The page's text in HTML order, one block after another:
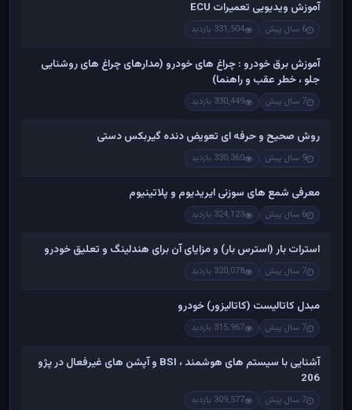
آموزش ویدیویی تعمیرات ECU
6 سال پیش 331,504 بازدید
آموزش برق خودرو : چراغ های خودرو (مدارهای چراغ های روشنایی
جلو ، خطر عقب و راهنما)
7 سال پیش 330,449 بازدید
روش صحیح و حرفه ای تعویض دنده گیربکس دستی
9 سال پیش 330,360 بازدید
معرفی شمع های سوزنی ایریدیوم و پلاتینیوم
6 سال پیش 324,123 بازدید
استرات بار (استرس بار) و مزایای آن برای هندلینگ و تعلیق خودرو
7 سال پیش 320,078 بازدید
مبدل کاتالیست (کاتالیزور) خودرو
7 سال پیش 315,967 بازدید
آشنایی با سیستم های هوشمند ، BSI و آپشن های غیرفعال در پژو
206
7 سال پیش 309,577 بازدید